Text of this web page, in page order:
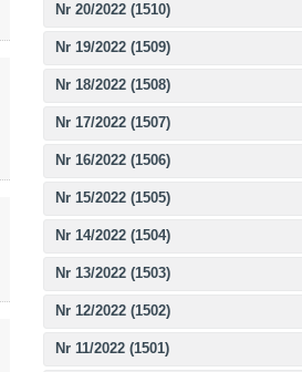
Nr 20/2022 (1510)
Nr 19/2022 (1509)
Nr 18/2022 (1508)
Nr 17/2022 (1507)
Nr 16/2022 (1506)
Nr 15/2022 (1505)
Nr 14/2022 (1504)
Nr 13/2022 (1503)
Nr 12/2022 (1502)
Nr 11/2022 (1501)